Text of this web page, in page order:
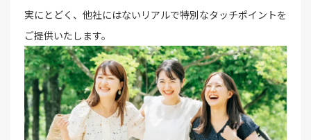
実にとどく、他社にはないリアルで特別なタッチポイントを
ご提供いたします。